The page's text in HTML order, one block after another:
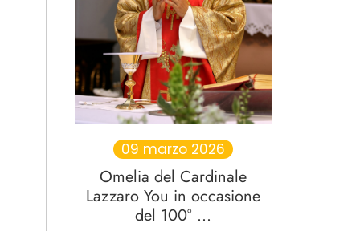
09 marzo 2026
Omelia del Cardinale
Lazzaro You in occasione
del 100° ...